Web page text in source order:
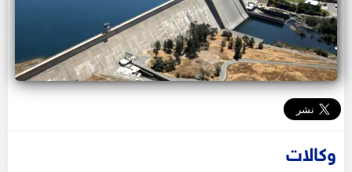
وكالات